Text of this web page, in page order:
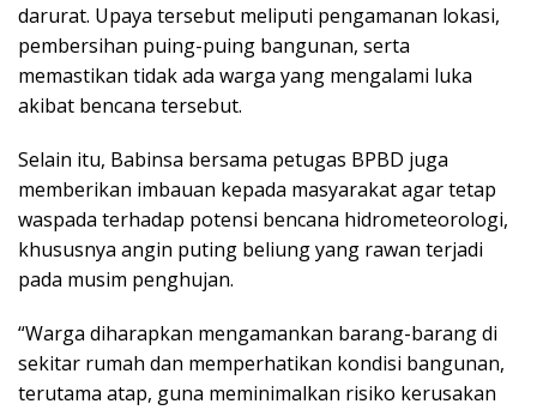
darurat. Upaya tersebut meliputi pengamanan lokasi,
pembersihan puing-puing bangunan, serta
memastikan tidak ada warga yang mengalami luka
akibat bencana tersebut.
Selain itu, Babinsa bersama petugas BPBD juga
memberikan imbauan kepada masyarakat agar tetap
waspada terhadap potensi bencana hidrometeorologi,
khususnya angin puting beliung yang rawan terjadi
pada musim penghujan.
“Warga diharapkan mengamankan barang-barang di
sekitar rumah dan memperhatikan kondisi bangunan,
terutama atap, guna meminimalkan risiko kerusakan